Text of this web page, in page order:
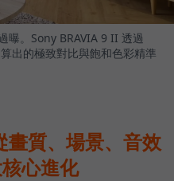
曝。Sony BRAVIA 9 II 透過
出的極致對比與飽和色彩精準
質、場景、音效
心進化